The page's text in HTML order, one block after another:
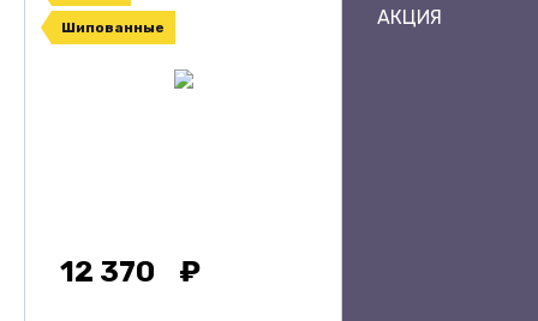
Шипованные
12 370
АКЦИЯ